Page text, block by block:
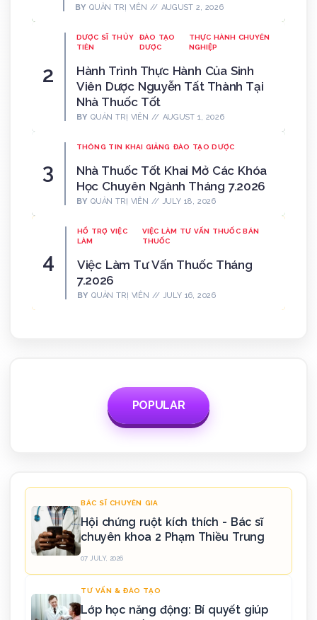
BY QUẢN TRỊ VIÊN AUGUST 2, 2026
DƯỢC SĨ THỦY
TIÊN
ĐÀO TẠO
DƯỢC
THỰC HÀNH CHUYÊN
NGHIỆP
Hành Trình Thực Hành Của Sinh
Viên Dược Nguyễn Tất Thành Tại
Nhà Thuốc Tốt
BY QUẢN TRỊ VIÊN AUGUST 1, 2026
THÔNG TIN KHAI GIẢNG ĐÀO TẠO DƯỢC
Nhà Thuốc Tốt Khai Mở Các Khóa
Học Chuyên Ngành Tháng 7.2026
BY QUẢN TRỊ VIÊN JULY 18, 2026
HỔ TRỢ VIỆC
LÀM
VIỆC LÀM TƯ VẤN THUỐC BÁN
THUỐC
Việc Làm Tư Vấn Thuốc Tháng
7.2026
BY QUẢN TRỊ VIÊN JULY 16, 2026
POPULAR
BÁC SĨ CHUYÊN GIA
Hội chứng ruột kích thích - Bác sĩ
chuyên khoa 2 Phạm Thiều Trung
07 JULY, 2026
TƯ VẤN & ĐÀO TẠO
Lớp học năng động: Bí quyết giúp